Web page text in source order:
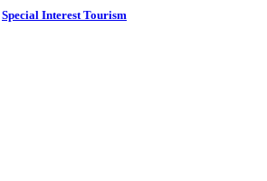
Special Interest Tourism